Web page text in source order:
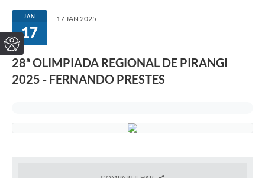
JAN
17
17 JAN 2025
28ª OLIMPIADA REGIONAL DE PIRANGI
2025 - FERNANDO PRESTES